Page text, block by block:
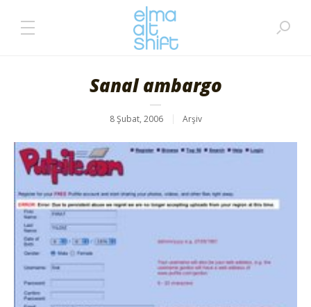
Sanal ambargo
8 Şubat, 2006 Arşiv